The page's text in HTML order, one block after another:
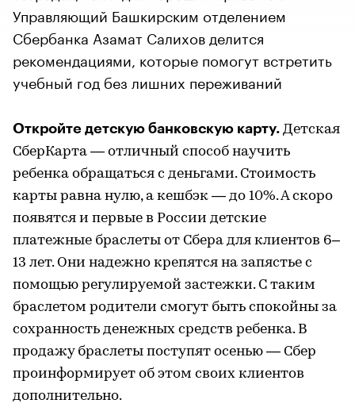
Управляющий Башкирским отделением
Сбербанка Азамат Салихов делится
рекомендациями, которые помогут встретить
учебный год без лишних переживаний
Откройте детскую банковскую карту. Детская
СберКарта — отличный способ научить
ребенка обращаться с деньгами. Стоимость
карты равна нулю, а кешбэк — до 10%. А скоро
появятся и первые в России детские
платежные браслеты от Сбера для клиентов 6–
13 лет. Они надежно крепятся на запястье с
помощью регулируемой застежки. С таким
браслетом родители смогут быть спокойны за
сохранность денежных средств ребенка. В
продажу браслеты поступят осенью — Сбер
проинформирует об этом своих клиентов
дополнительно.